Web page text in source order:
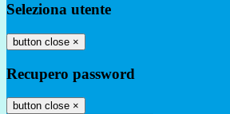
Seleziona utente
button close ×
Recupero password
button close ×